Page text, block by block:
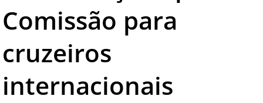
TESTADO E APROVADO
ÚLTIMAS NOTÍCIAS
PARCEIROS
QUEM SOMOS - EQUIPE
CONTATO
Comissão para
cruzeiros
internacionais